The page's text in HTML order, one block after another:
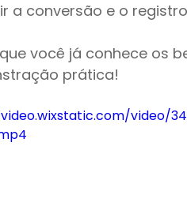
a conversão e o
você já conhece os
prática!
video/